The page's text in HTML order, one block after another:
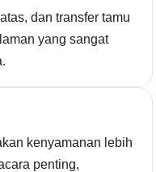
dan transfer tamu
yang sangat
kenyamanan lebih
penting,